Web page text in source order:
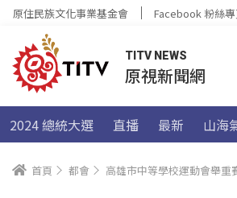
原住民族文化事業基金會 Facebook 粉絲
TITV NEWS
原視新聞網
2024 總統大選 直播 最新 山海
首頁 都會 高雄市中等學校運動會舉重